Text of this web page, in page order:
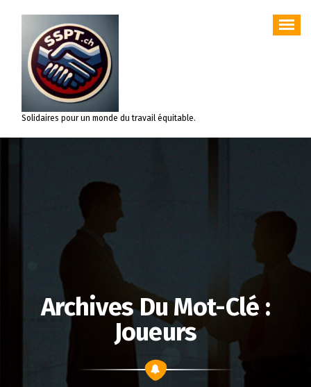
contenu
Solidaires pour un monde du travail équitable.
Archives Du Mot-Clé :
Joueurs